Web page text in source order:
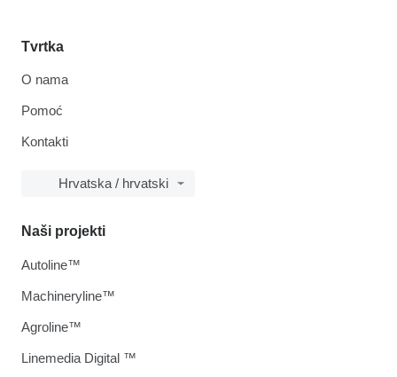
Tvrtka
O nama
Pomoć
Kontakti
Hrvatska / hrvatski
Naši projekti
Autoline™
Machineryline™
Agroline™
Linemedia Digital ™